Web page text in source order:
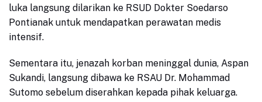
luka langsung dilarikan ke RSUD Dokter Soedarso
Pontianak untuk mendapatkan perawatan medis
intensif.
Sementara itu, jenazah korban meninggal dunia, Aspan
Sukandi, langsung dibawa ke RSAU Dr. Mohammad
Sutomo sebelum diserahkan kepada pihak keluarga.